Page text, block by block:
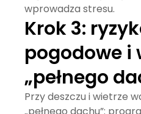
wprowadza stresu.
Krok 3:
pogodowe i
„pełnego
Przy deszczu i wietrze
„pełnego dachu”: